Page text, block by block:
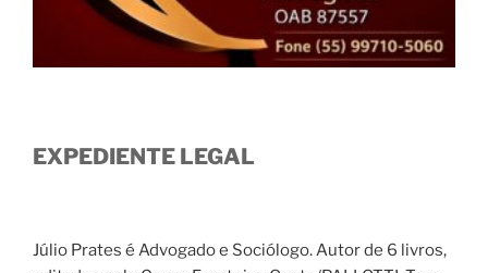
EXPEDIENTE LEGAL
Júlio Prates é Advogado e Sociólogo. Autor de 6 livros,